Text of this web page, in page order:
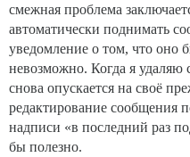
смежная проблема
автоматически поднимать
уведомление о том, что оно
невозможно. Когда я
снова опускается на своё
редактирование сообщения
надписи «в последний раз
бы полезно.